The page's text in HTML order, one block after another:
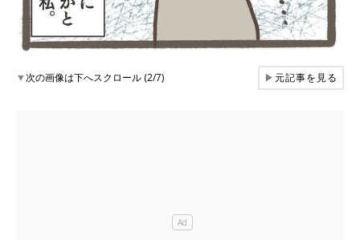
▼次の画像は下へスクロール (2/7) ▶元記事を見る